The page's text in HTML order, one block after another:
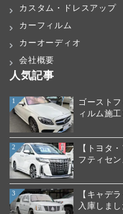
カスタム・ドレスアップ
カーフィルム
カーオーディオ
会社概要
人気記事
1
ゴースト
ィルム施工
2
【トヨタ
フティセ
3
【キャデ
入庫しまし